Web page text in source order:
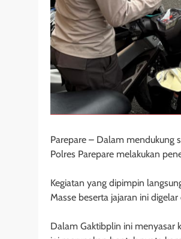
Parepare – Dalam mendukung
Polres Parepare melakukan
Kegiatan yang dipimpin
Masse beserta jajaran ini
Dalam Gaktibplin ini menyasar